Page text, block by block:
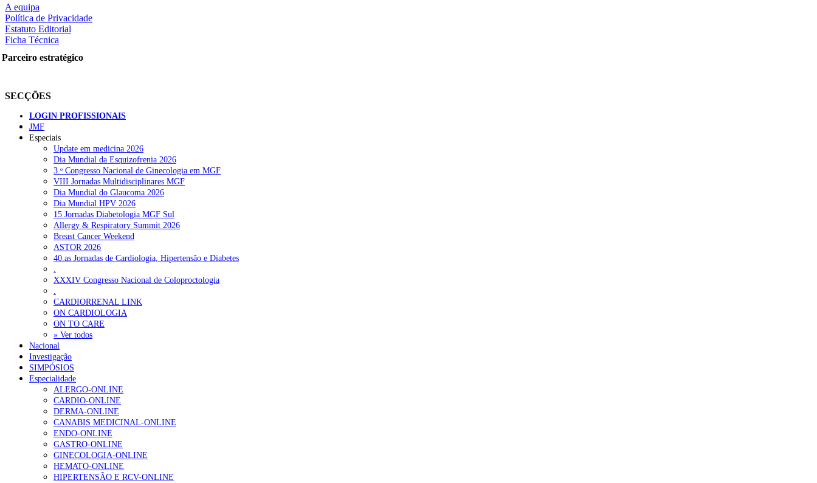
nas redes sociais:
RECENTES
Quase 11.900 jovens recorreram aos cheques psicólogo e nutricionista no primeiro mês
ULS de Coimbra estreia cirurgia endoscópica do ouvido com apoio robótico em Portugal
Enfermeiros exigem esclarecimentos sobre eventual gestão privada da ULS do Algarve
Ordem dos Médicos alerta para riscos no novo sistema de acesso a consultas e cirurgias
Portugal está a formar os médicos de que precisa?
MAIS LIDAS
Enfermagem Forense. “Da urgência ao tribunal, cada gesto conta e cada profissional faz a diferença”
202 visualizações
Alguns milhares de utentes podem ficar sem médico de família com nova regras do registo, alerta associação
155 visualizações
A equipa
Política de Privacidade
Estatuto Editorial
Ficha Técnica
Parceiro estratégico
SECÇÕES
LOGIN PROFISSIONAIS
JMF
Especiais
Update em medicina 2026
Dia Mundial da Esquizofrenia 2026
3.ᵒ Congresso Nacional de Ginecologia em MGF
VIII Jornadas Multidisciplinares MGF
Dia Mundial do Glaucoma 2026
Dia Mundial HPV 2026
15 Jornadas Diabetologia MGF Sul
Allergy & Respiratory Summit 2026
Breast Cancer Weekend
ASTOR 2026
40.as Jornadas de Cardiologia, Hipertensão e Diabetes
.
XXXIV Congresso Nacional de Coloproctologia
.
CARDIORRENAL LINK
ON CARDIOLOGIA
ON TO CARE
» Ver todos
Nacional
Investigação
SIMPÓSIOS
Especialidade
ALERGO-ONLINE
CARDIO-ONLINE
DERMA-ONLINE
CANABIS MEDICINAL-ONLINE
ENDO-ONLINE
GASTRO-ONLINE
GINECOLOGIA-ONLINE
HEMATO-ONLINE
HIPERTENSÃO E RCV-ONLINE